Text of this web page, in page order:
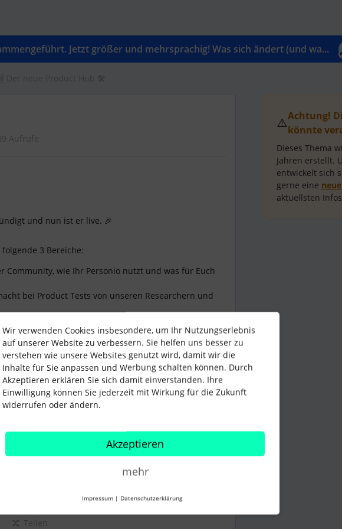
Jetzt größer und mehrsprachig! Was sich ändert (und wa...
Aufrufe
und nun ist er live. 🎉
3 Bereiche:
Community, wie Ihr Personio nutzt und was für Euch
bei Product Tests von unseren Researchern und
größeren Produkt-Neuigkeiten werdet Ihr hier
findet Ihr jetzt unter denProduct Updates im
unserer Product Update Webinare von Jan 2024 findet
den bestehenden Postings imProduct Updatesin
aus technischen Gründen leider nicht möglich.
Teilen
⚠️Achtung!
könnte
Dieses Thema
Jahren erstellt.
entwickelt sich
gerne eine
aktuellsten
Wir verwenden Cookies insbesondere, um Ihr Nutzungserlebnis
auf unserer Website zu verbessern. Sie helfen uns besser zu
verstehen wie unsere Websites genutzt wird, damit wir die
Inhalte für Sie anpassen und Werbung schalten können. Durch
Akzeptieren erklären Sie sich damit einverstanden. Ihre
Einwilligung können Sie jederzeit mit Wirkung für die Zukunft
widerrufen oder ändern.
Akzeptieren
mehr
Impressum | Datenschutzerklärung